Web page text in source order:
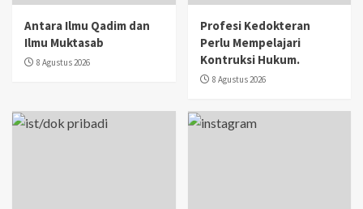
Antara Ilmu Qadim dan
Ilmu Muktasab
8 Agustus 2026
Profesi Kedokteran
Perlu Mempelajari
Kontruksi Hukum.
8 Agustus 2026